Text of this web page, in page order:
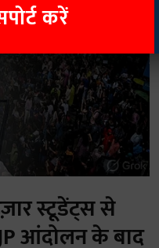
स्टूडेंट्स से
आंदोलन के बाद
करें